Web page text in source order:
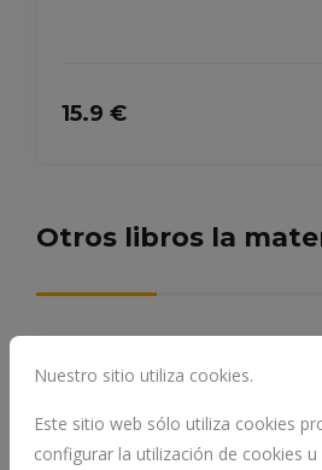
15.9 €
Otros libros la
Nuestro sitio utiliza cookies.
Este sitio web sólo utiliza cookies
configurar la utilización de cookies